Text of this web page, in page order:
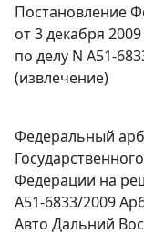
Постановление
от 3 декабря
по делу N А51-
(извлечение)
Федеральный
Федерации на
А51-6833/2009
Авто Дальний